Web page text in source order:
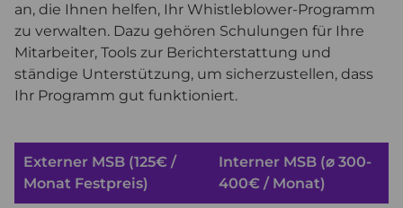
an, die Ihnen helfen, Ihr Whistleblower-Programm
zu verwalten. Dazu gehören Schulungen für Ihre
Mitarbeiter, Tools zur Berichterstattung und
ständige Unterstützung, um sicherzustellen, dass
Ihr Programm gut funktioniert.
Externer MSB (125€ /
Monat Festpreis)
Interner MSB (⌀ 300-
400€ / Monat)